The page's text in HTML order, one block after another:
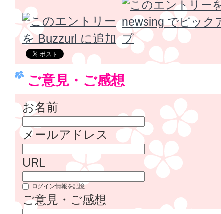
ご意見・ご感想
お名前
メールアドレス
URL
ログイン情報を記憶
ご意見・ご感想